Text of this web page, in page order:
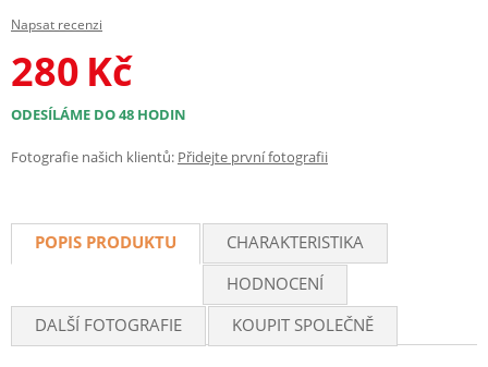
Napsat recenzi
280 Kč
ODESÍLÁME DO 48 HODIN
Fotografie našich klientů: Přidejte první fotografii
POPIS PRODUKTU
CHARAKTERISTIKA
HODNOCENÍ
DALŠÍ FOTOGRAFIE
KOUPIT SPOLEČNĚ